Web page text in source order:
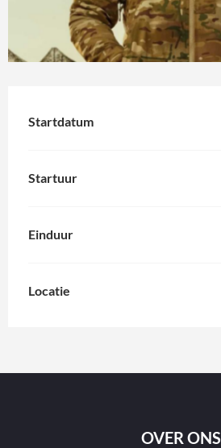
Startdatum
Startuur
Einduur
Locatie
OVER ONS